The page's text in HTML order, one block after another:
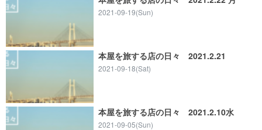
2021-09-19(Sun)
本屋を旅する店の日々 2021.2.21
2021-09-18(Sat)
本屋を旅する店の日々 2021.2.10水
2021-09-05(Sun)